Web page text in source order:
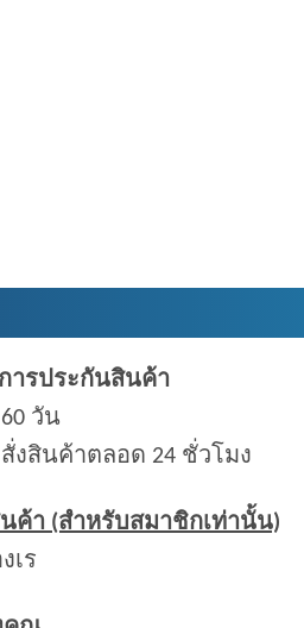
ารประกันสินค้า
วัน
งสินค้าตลอด 24 ชั่วโมง
ค้า (สำหรับสมาชิกเท่านั้น)
เร